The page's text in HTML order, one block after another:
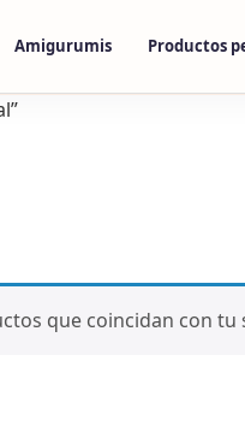
Amigurumis Productos
que coincidan con tu